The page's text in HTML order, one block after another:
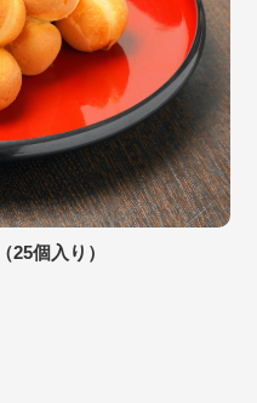
25個入り）